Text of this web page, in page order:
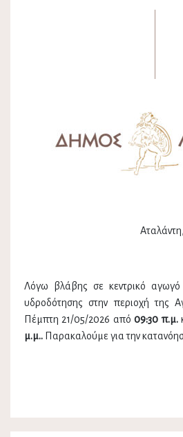
Αταλάντη, 21
Λόγω βλάβης σε κεντρικό
υδροδότησης στην περιοχή της
Πέμπτη 21/05/2026 από 09:30 π.μ.
μ.μ.. Παρακαλούμε για την